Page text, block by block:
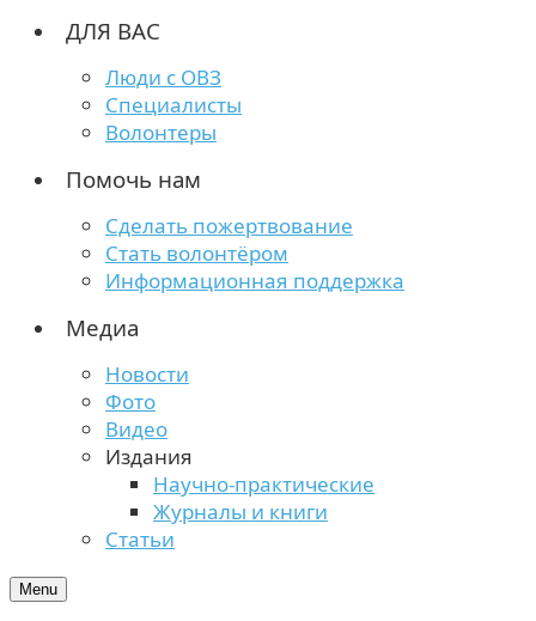
ДЛЯ ВАС
Люди с ОВЗ
Специалисты
Волонтеры
Помочь нам
Сделать пожертвование
Стать волонтёром
Информационная поддержка
Медиа
Новости
Фото
Видео
Издания
Научно-практические
Журналы и книги
Статьи
Menu